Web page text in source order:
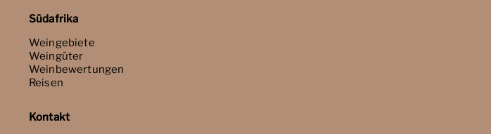
Südafrika
Weingebiete
Weingüter
Weinbewertungen
Reisen
Kontakt